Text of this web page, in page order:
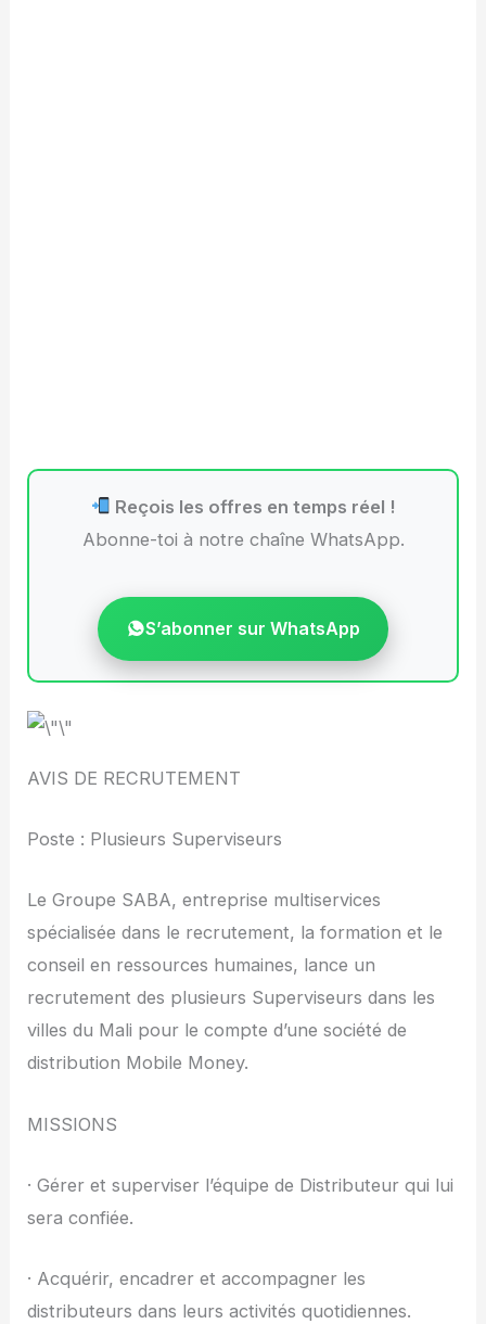
Reçois les offres en temps réel !
Abonne-toi à notre chaîne WhatsApp.
S’abonner sur WhatsApp
AVIS DE RECRUTEMENT
Poste : Plusieurs Superviseurs
Le Groupe SABA, entreprise multiservices
spécialisée dans le recrutement, la formation et le
conseil en ressources humaines, lance un
recrutement des plusieurs Superviseurs dans les
villes du Mali pour le compte d’une société de
distribution Mobile Money.
MISSIONS
· Gérer et superviser l’équipe de Distributeur qui lui
sera confiée.
· Acquérir, encadrer et accompagner les
distributeurs dans leurs activités quotidiennes.